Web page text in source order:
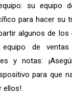
su equipo
para hacer su
algunos de los
de ventas
y notas:
para que
ellos!.